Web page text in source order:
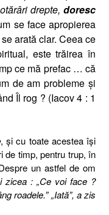
drepte, doresc
se face apropierea
arată clar. Ceea ce
este trăirea în
ce mă prefac … că
de am probleme şi
Îl rog ? (Iacov 4 : 1
, şi cu toate acestea îşi
de timp, pentru trup, în
un astfel de om
: „Ce voi face ?
roadele.” „Iată”, a zis